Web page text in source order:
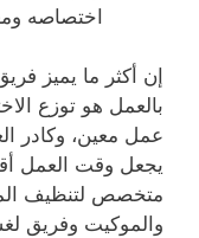
اختصاصه
إن أكثر ما يميز
بالعمل هو توزع
عمل معين، وكادر
يجعل وقت العمل
متخصص لتنظيف
والموكيت وفريق